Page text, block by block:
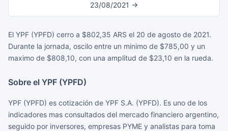
23/08/2021 →
El YPF (YPFD) cerro a $802,35 ARS el 20 de agosto de 2021.
Durante la jornada, oscilo entre un minimo de $785,00 y un
maximo de $808,10, con una amplitud de $23,10 en la rueda.
Sobre el YPF (YPFD)
YPF (YPFD) es cotización de YPF S.A. (YPFD). Es uno de los
indicadores mas consultados del mercado financiero argentino,
seguido por inversores, empresas PYME y analistas para toma